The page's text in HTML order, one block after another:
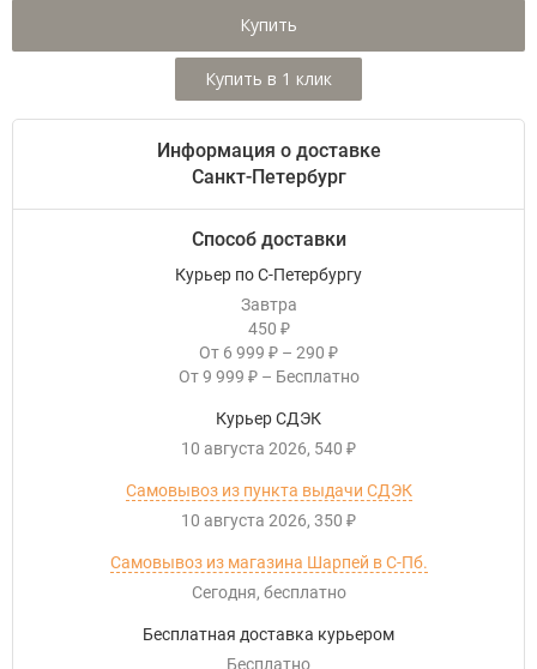
Купить
Информация о доставке
Санкт-Петербург
Способ доставки
Курьер по С-Петербургу
Завтра
450 ₽
От 6 999 ₽ – 290 ₽
От 9 999 ₽ – Бесплатно
Курьер СДЭК
10 августа 2026 540 ₽
Самовывоз из пункта выдачи СДЭК
10 августа 2026 350 ₽
Самовывоз из магазина Шарпей в С-Пб.
Сегодня
Бесплатно
Бесплатная доставка курьером
Бесплатно